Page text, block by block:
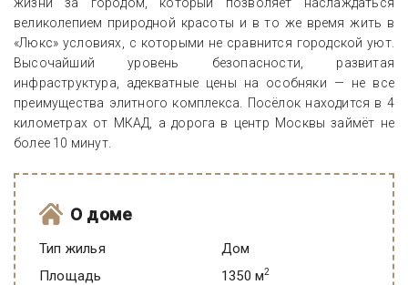
великолепием природной красоты и в то же время жить в
«Люкс» условиях, с которыми не сравнится городской уют.
Высочайший уровень безопасности, развитая
инфраструктура, адекватные цены на особняки — не все
преимущества элитного комплекса. Посёлок находится в 4
километрах от МКАД, а дорога в центр Москвы займёт не
более 10 минут.
О доме
Тип жилья
Дом
Площадь
1350 м2